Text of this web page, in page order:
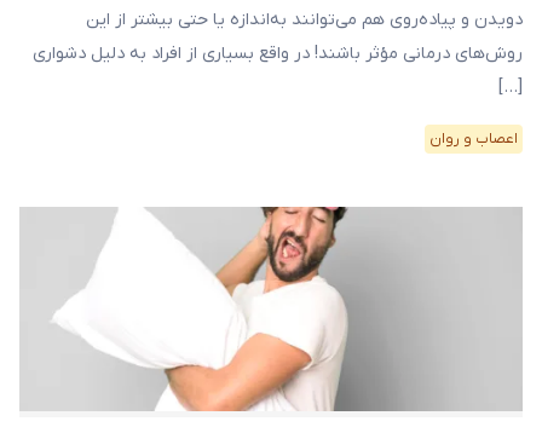
دویدن و پیاده‌روی هم می‌توانند به‌اندازه‌ یا حتی بیشتر از این
روش‌های درمانی مؤثر باشند! در واقع بسیاری از افراد به دلیل دشواری
[…]
اعصاب و روان